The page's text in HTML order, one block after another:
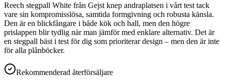
Reech stegpall White från Gejst knep andraplatsen i vårt test tack
vare sin kompromisslösa, samtida formgivning och robusta känsla.
Den är en blickfångare i både kök och hall, men den högre
prislappen blir tydlig när man jämför med enklare alternativ. Det är
en stegpall bäst i test för dig som prioriterar design – men den är inte
för alla plånböcker.
Rekommenderad återförsäljare